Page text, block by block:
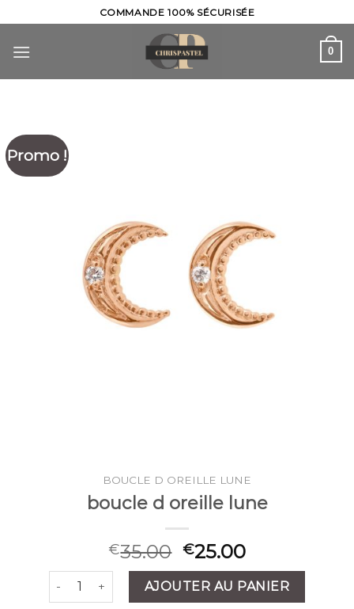
to
content
COMMANDE 100% SÉCURISÉE
0
Promo !
BOUCLE D OREILLE LUNE
boucle d oreille lune
€35.00 €25.00
quantité de boucle d oreille lune
AJOUTER AU PANIER